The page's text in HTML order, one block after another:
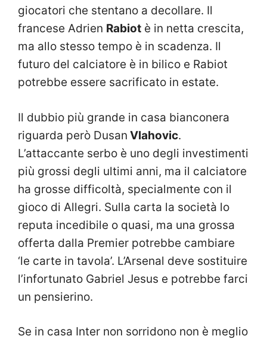
giocatori che stentano a decollare. Il
francese Adrien Rabiot è in netta crescita,
ma allo stesso tempo è in scadenza. Il
futuro del calciatore è in bilico e Rabiot
potrebbe essere sacrificato in estate.
Il dubbio più grande in casa bianconera
riguarda però Dusan Vlahovic.
L’attaccante serbo è uno degli investimenti
più grossi degli ultimi anni, ma il calciatore
ha grosse difficoltà, specialmente con il
gioco di Allegri. Sulla carta la società lo
reputa incedibile o quasi, ma una grossa
offerta dalla Premier potrebbe cambiare
‘le carte in tavola’. L’Arsenal deve sostituire
l’infortunato Gabriel Jesus e potrebbe farci
un pensierino.
Se in casa Inter non sorridono non è meglio